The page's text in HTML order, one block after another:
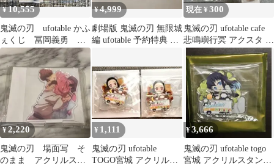
¥10,555
鬼滅の刃 ufotable かふ
ぇくじ 冨岡義勇 A
賞アクリルスタンド
¥4,999
劇場版 鬼滅の刃 無限城
編 ufotable 予約特典 複
現在 ¥300
鬼滅の刃 ufotable cafe
悲鳴嶼行冥 アクスタ ポ
ストカード
¥2,220
鬼滅の刃 場面写 そ
のまま アクリルスタ
¥ 1,111
鬼滅の刃 ufotable
TOGO宮城 アクリルス
¥3,666
鬼滅の刃 ufotable togo
宮城 アクリルスタンド